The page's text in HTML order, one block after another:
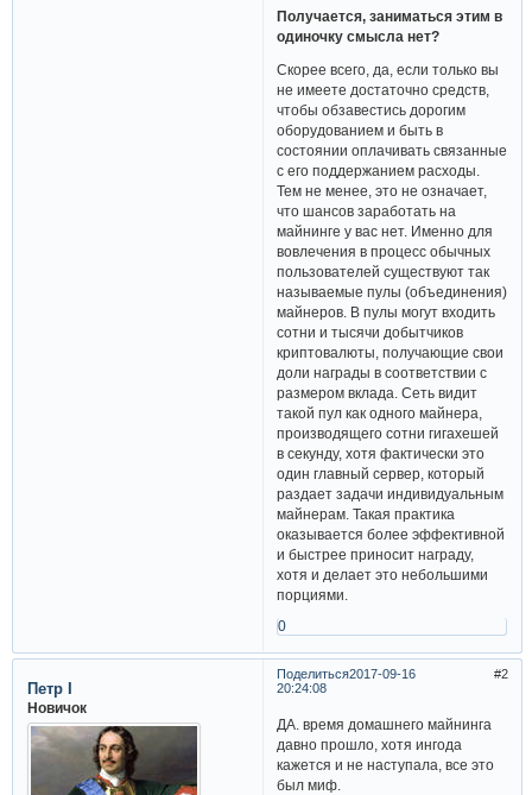
Получается, заниматься этим в
одиночку смысла нет?
Скорее всего, да, если только вы
не имеете достаточно средств,
чтобы обзавестись дорогим
оборудованием и быть в
состоянии оплачивать связанные
с его поддержанием расходы.
Тем не менее, это не означает,
что шансов заработать на
майнинге у вас нет. Именно для
вовлечения в процесс обычных
пользователей существуют так
называемые пулы (объединения)
майнеров. В пулы могут входить
сотни и тысячи добытчиков
криптовалюты, получающие свои
доли награды в соответствии с
размером вклада. Сеть видит
такой пул как одного майнера,
производящего сотни гигахешей
в секунду, хотя фактически это
один главный сервер, который
раздает задачи индивидуальным
майнерам. Такая практика
оказывается более эффективной
и быстрее приносит награду,
хотя и делает это небольшими
порциями.
0
Поделиться 2
2017-09-16
20:24:08
Петр I
Новичок
ДА. время домашнего майнинга
давно прошло, хотя ингода
кажется и не наступала, все это
был миф.